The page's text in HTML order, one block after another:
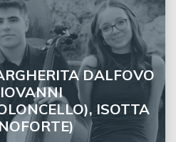
DALFOVO
ISOTTA